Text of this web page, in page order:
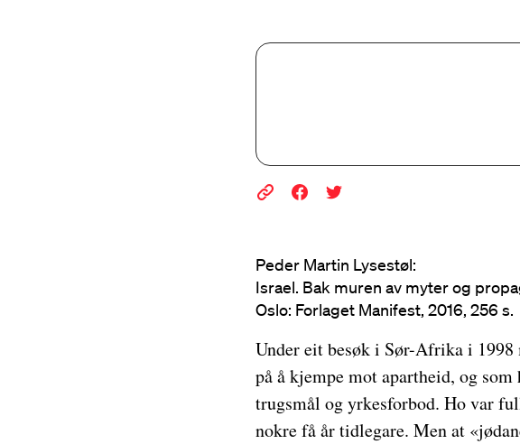
Peder Martin Lysestøl:
Israel. Bak muren av myter og
Oslo: Forlaget Manifest, 2016, 256 s.
Under eit besøk i Sør-Afrika i
på å kjempe mot apartheid, og
trugsmål og yrkesforbod. Ho var
nokre få år tidlegare. Men at